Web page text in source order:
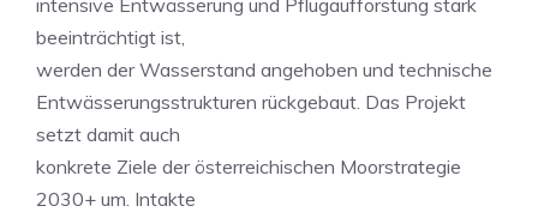
intensive Entwässerung und Pflugaufforstung stark
beeinträchtigt ist,
werden der Wasserstand angehoben und technische
Entwässerungsstrukturen rückgebaut. Das Projekt
setzt damit auch
konkrete Ziele der österreichischen Moorstrategie
2030+ um. Intakte